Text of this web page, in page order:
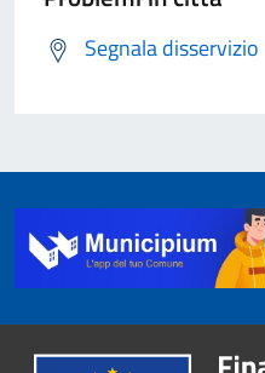
Segnala disservizio